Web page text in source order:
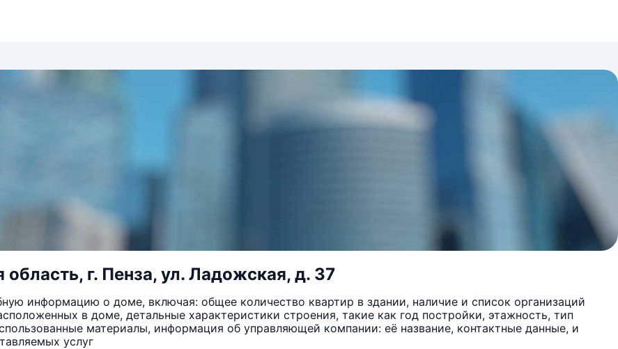
область, г. Пенза, ул. Ладожская, д. 37
информацию о доме, включая: общее количество квартир в здании, наличие и список организаций
в доме, детальные характеристики строения, такие как год постройки, этажность, тип
материалы, информация об управляющей компании: её название, контактные данные, и
услуг